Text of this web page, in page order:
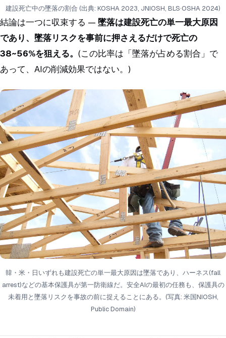
建設死亡中の墜落の割合 (出典: KOSHA 2023, JNIOSH, BLS·OSHA 2024)
結論は一つに収束する — 墜落は建設死亡の単一最大原因
であり、墜落リスクを事前に押さえるだけで死亡の
38~56%を狙える。 (この比率は「墜落が占める割合」で
あって、AIの削減効果ではない。)
韓・米・日いずれも建設死亡の単一最大原因は墜落であり、ハーネス(fall
arrest)などの基本保護具が第一防衛線だ。安全AIの最初の任務も、保護具の
未着用と墜落リスクを事故の前に捉えることにある。(写真: 米国NIOSH,
Public Domain)